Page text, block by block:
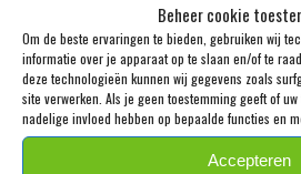
Beheer cookie
Om de beste ervaringen te bieden, gebruiken wij
informatie over je apparaat op te slaan en/of te
deze technologieën kunnen wij gegevens zoals
site verwerken. Als je geen toestemming geeft of
nadelige invloed hebben op bepaalde functies en
Accepteren
29 JULI 2026
VIDEO VAN DE